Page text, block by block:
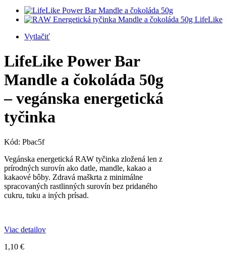
Vytlačiť
LifeLike Power Bar
Mandle a čokoláda 50g
– vegánska energetická
tyčinka
Kód: Pbac5f
Vegánska energetická RAW tyčinka zložená len z
prírodných surovín ako datle, mandle, kakao a
kakaové bôby. Zdravá maškrta z minimálne
spracovaných rastlinných surovín bez pridaného
cukru, tuku a iných prísad.
Viac detailov
1,10 €